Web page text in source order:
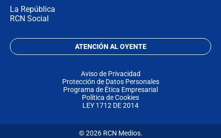
La República
RCN Social
ATENCIÓN AL OYENTE
Aviso de Privacidad
Protección de Datos Personales
Programa de Ética Empresarial
Política de Cookies
LEY 1712 DE 2014
© 2026 RCN Medios.